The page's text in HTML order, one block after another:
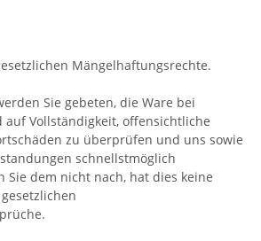
Mängelhaftungsrechte.
Sie gebeten, die Ware bei
auf Vollständigkeit, offensichtliche
zu überprüfen und uns sowie
schnellstmöglich
Sie dem nicht nach, hat dies keine